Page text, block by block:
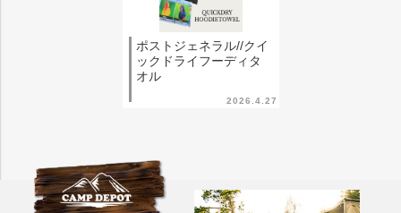
2026.4.27
ポストジェネラル//クイ
ックドライフーディタ
オル